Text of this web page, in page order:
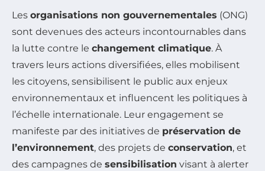
Les organisations non gouvernementales (ONG)
sont devenues des acteurs incontournables dans
la lutte contre le changement climatique. À
travers leurs actions diversifiées, elles mobilisent
les citoyens, sensibilisent le public aux enjeux
environnementaux et influencent les politiques à
l’échelle internationale. Leur engagement se
manifeste par des initiatives de préservation de
l’environnement, des projets de conservation, et
des campagnes de sensibilisation visant à alerter